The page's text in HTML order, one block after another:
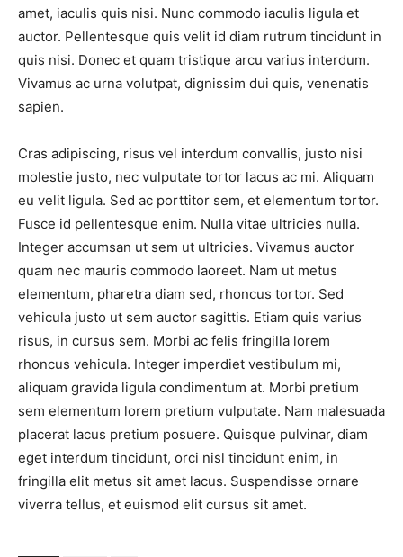
amet, iaculis quis nisi. Nunc commodo iaculis ligula et
auctor. Pellentesque quis velit id diam rutrum tincidunt in
quis nisi. Donec et quam tristique arcu varius interdum.
Vivamus ac urna volutpat, dignissim dui quis, venenatis
sapien.
Cras adipiscing, risus vel interdum convallis, justo nisi
molestie justo, nec vulputate tortor lacus ac mi. Aliquam
eu velit ligula. Sed ac porttitor sem, et elementum tortor.
Fusce id pellentesque enim. Nulla vitae ultricies nulla.
Integer accumsan ut sem ut ultricies. Vivamus auctor
quam nec mauris commodo laoreet. Nam ut metus
elementum, pharetra diam sed, rhoncus tortor. Sed
vehicula justo ut sem auctor sagittis. Etiam quis varius
risus, in cursus sem. Morbi ac felis fringilla lorem
rhoncus vehicula. Integer imperdiet vestibulum mi,
aliquam gravida ligula condimentum at. Morbi pretium
sem elementum lorem pretium vulputate. Nam malesuada
placerat lacus pretium posuere. Quisque pulvinar, diam
eget interdum tincidunt, orci nisl tincidunt enim, in
fringilla elit metus sit amet lacus. Suspendisse ornare
viverra tellus, et euismod elit cursus sit amet.